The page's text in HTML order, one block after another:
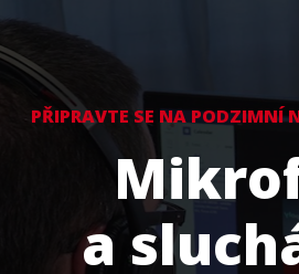
PŘIPRAVTE SE NA PODZIMNÍ
a